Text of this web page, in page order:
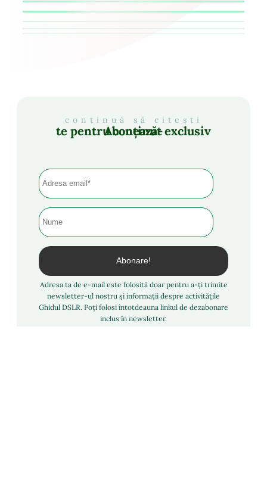
continuă să citești
Abonează-te pentru conținut exclusiv
Adresa ta de e-mail este folosită doar pentru a-ți trimite
newsletter-ul nostru și informații despre activitățile
Ghidul DSLR. Poți folosi întotdeauna linkul de dezabonare
inclus în newsletter.